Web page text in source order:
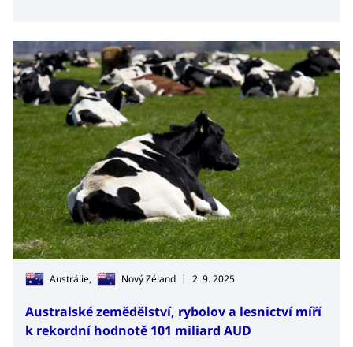
Austrálie, Nový Zéland | 2. 9. 2025
Australské zemědělství, rybolov a lesnictví míří
k rekordní hodnotě 101 miliard AUD